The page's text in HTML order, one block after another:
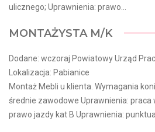
ulicznego; Uprawnienia: prawo...
MONTAŻYSTA M/K
Dodane: wczoraj Powiatowy Urząd
Lokalizacja: Pabianice
Montaż Mebli u klienta. Wymagania
średnie zawodowe Uprawnienia: praca
prawo jazdy kat B Uprawnienia: